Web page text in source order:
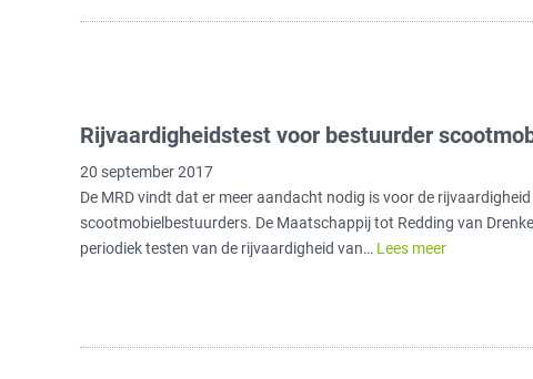
Rijvaardigheidstest voor bestuurder
20 september 2017
De MRD vindt dat er meer aandacht nodig is voor de
scootmobielbestuurders. De Maatschappij tot Redding van
periodiek testen van de rijvaardigheid van… Lees meer